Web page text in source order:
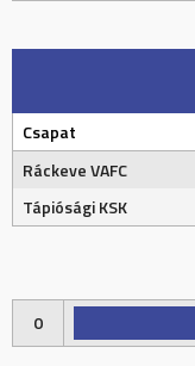
Csapat
Ráckeve VAFC
Tápiósági KSK
0